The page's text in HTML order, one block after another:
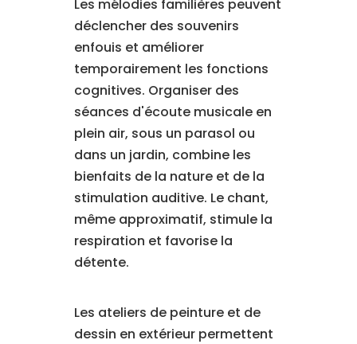
Les mélodies familières peuvent
déclencher des souvenirs
enfouis et améliorer
temporairement les fonctions
cognitives. Organiser des
séances d'écoute musicale en
plein air, sous un parasol ou
dans un jardin, combine les
bienfaits de la nature et de la
stimulation auditive. Le chant,
même approximatif, stimule la
respiration et favorise la
détente.
Les ateliers de peinture et de
dessin en extérieur permettent